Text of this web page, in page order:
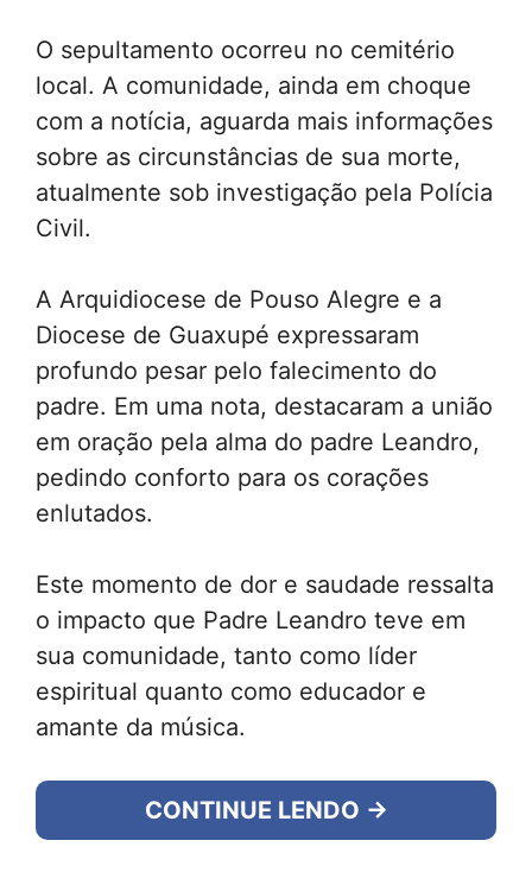
O sepultamento ocorreu no cemitério
local. A comunidade, ainda em choque
com a notícia, aguarda mais informações
sobre as circunstâncias de sua morte,
atualmente sob investigação pela Polícia
Civil.
A Arquidiocese de Pouso Alegre e a
Diocese de Guaxupé expressaram
profundo pesar pelo falecimento do
padre. Em uma nota, destacaram a união
em oração pela alma do padre Leandro,
pedindo conforto para os corações
enlutados.
Este momento de dor e saudade ressalta
o impacto que Padre Leandro teve em
sua comunidade, tanto como líder
espiritual quanto como educador e
amante da música.
CONTINUE LENDO →